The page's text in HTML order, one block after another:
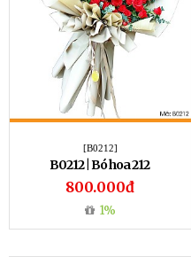
[B0212]
B0212 | Bó hoa 212
800.000đ
1%